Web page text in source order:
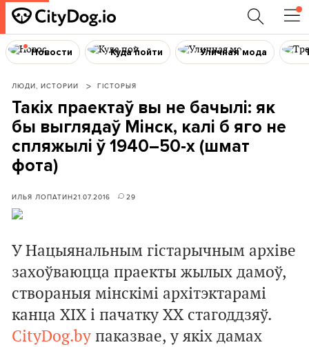
Новости Куда пойти Уличная мода
ЛЮДИ, ИСТОРИИ ГІСТОРЫЯ
Такіх праектаў вы не бачылі: як
бы выглядаў Мінск, калі б яго не
спляжылі ў 1940–50-х (шмат
фота)
ИЛЬЯ ЛОПАТИН21.07.2016 29
У Нацыянальным гістарычным архіве
захоўваюцца праекты жылых дамоў,
створаныя мінскімі архітэктарамі
канца XIX і пачатку XX стагоддзяў.
CityDog.by паказвае, у якіх дамах